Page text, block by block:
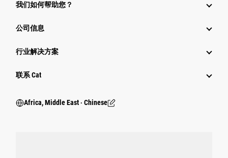
我们如何帮助您？
公司信息
行业解决方案
行业
联系 Cat
Africa, Middle East ‧ Chinese